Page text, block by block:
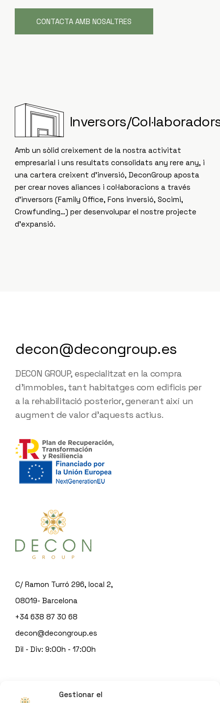
Gestionar el
CONTACTA AMB NOSALTRES
Inversors/
Amb un sòlid creixement de la nostra activitat
empresarial i uns resultats consolidats any rere any, i
una cartera creixent d’inversió, DeconGroup aposta
per crear noves aliances i col·laboracions a través
d’inversors (Family Office, Fons inversió, Socimi,
Crowfunding…) per desenvolupar el nostre projecte
d’expansió.
decon@decongroup.es
DECON GROUP, especialitzat en la compra
d'immobles, tant habitatges com edificis per
a la rehabilitació posterior, generant així un
augment de valor d'aquests actius.
C/ Ramon Turró 296, local 2,
08019- Barcelona
+34 638 87 30 68
decon@decongroup.es
Dil - Div: 9:00h - 17:00h
bySitgeshosting